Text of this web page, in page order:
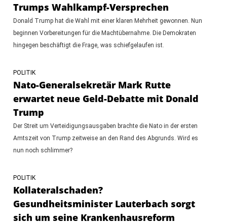
Trumps Wahlkampf-Versprechen
Donald Trump hat die Wahl mit einer klaren Mehrheit gewonnen. Nun
beginnen Vorbereitungen für die Machtübernahme. Die Demokraten
hingegen beschäftigt die Frage, was schiefgelaufen ist.
POLITIK
Nato-Generalsekretär Mark Rutte
erwartet neue Geld-Debatte mit Donald
Trump
Der Streit um Verteidigungsausgaben brachte die Nato in der ersten
Amtszeit von Trump zeitweise an den Rand des Abgrunds. Wird es
nun noch schlimmer?
POLITIK
Kollateralschaden?
Gesundheitsminister Lauterbach sorgt
sich um seine Krankenhausreform